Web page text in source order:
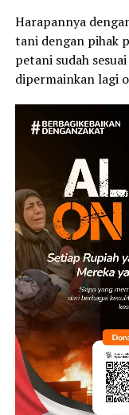
Harapannya
tani dengan pihak
petani sudah
dipermainkan lagi